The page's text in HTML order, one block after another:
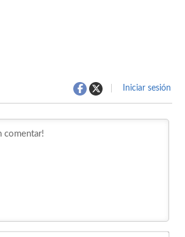
Iniciar sesión